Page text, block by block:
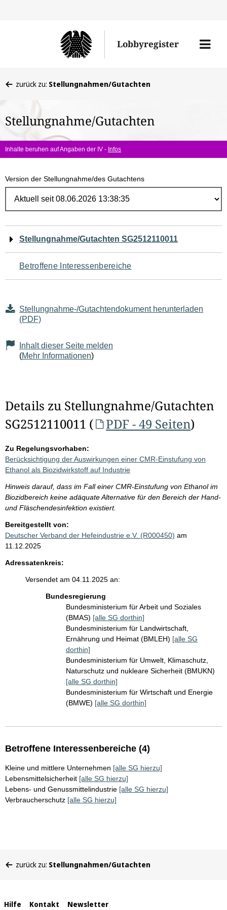
Lobbyregister
Menü
befinden
hier:
zurück zu: Stellungnahmen/Gutachten
Stellungnahme/Gutachten
Inhalte beruhen auf Angaben der IV - Infos
Version der Stellungnahme/des Gutachtens
Navigation
für
den
Seiteninhalt
Stellungnahme/Gutachten SG2512110011
Betroffene Interessenbereiche
Stellungnahme-/Gutachtendokument herunterladen
(PDF)
Inhalt dieser Seite melden
(Mehr Informationen)
Details zu Stellungnahme/Gutachten
SG2512110011 (
PDF - 49 Seiten)
Zu Regelungsvorhaben:
Berücksichtigung der Auswirkungen einer CMR-Einstufung von
Ethanol als Biozidwirkstoff auf Industrie
Hinweis darauf, dass im Fall einer CMR-Einstufung von Ethanol im
Biozidbereich keine adäquate Alternative für den Bereich der Hand-
und Fläschendesinfektion existiert.
Bereitgestellt von:
Deutscher Verband der Hefeindustrie e.V. (R000450) am
11.12.2025
Adressatenkreis:
Versendet am 04.11.2025 an:
Bundesregierung
Bundesministerium für Arbeit und Soziales
(BMAS) [alle SG dorthin]
Bundesministerium für Landwirtschaft,
Ernährung und Heimat (BMLEH) [alle SG
dorthin]
Bundesministerium für Umwelt, Klimaschutz,
Naturschutz und nukleare Sicherheit (BMUKN)
[alle SG dorthin]
Bundesministerium für Wirtschaft und Energie
(BMWE) [alle SG dorthin]
Betroffene Interessenbereiche (4)
Kleine und mittlere Unternehmen [alle SG hierzu]
Lebensmittelsicherheit [alle SG hierzu]
Lebens- und Genussmittelindustrie [alle SG hierzu]
Verbraucherschutz [alle SG hierzu]
befinden
zurück zu: Stellungnahmen/Gutachten
Interne
Hilfe Kontakt Newsletter